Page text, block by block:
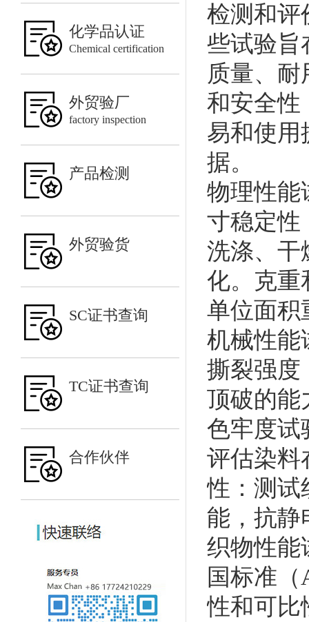
化学品认证
Chemical certification
外贸验厂
factory inspection
产品检测
外贸验货
SC证书查询
TC证书查询
合作伙伴
检测和评
些试验旨
质量、
和安全性
易和使用
据。
物理性能
寸稳定性
洗涤、干
化。克重
单位面积
机械性能
撕裂强度
顶破的能
色牢度试
评估染料
性：测试
能，抗静
织物性能
国标准
性和可比